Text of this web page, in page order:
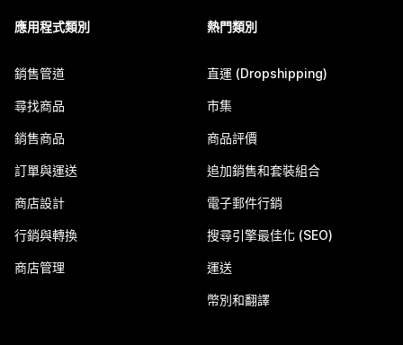
應用程式類別
銷售管道
尋找商品
銷售商品
訂單與運送
商店設計
行銷與轉換
商店管理
熱門類別
直運 (Dropshipping)
市集
商品評價
追加銷售和套裝組合
電子郵件行銷
搜尋引擎最佳化 (SEO)
運送
幣別和翻譯